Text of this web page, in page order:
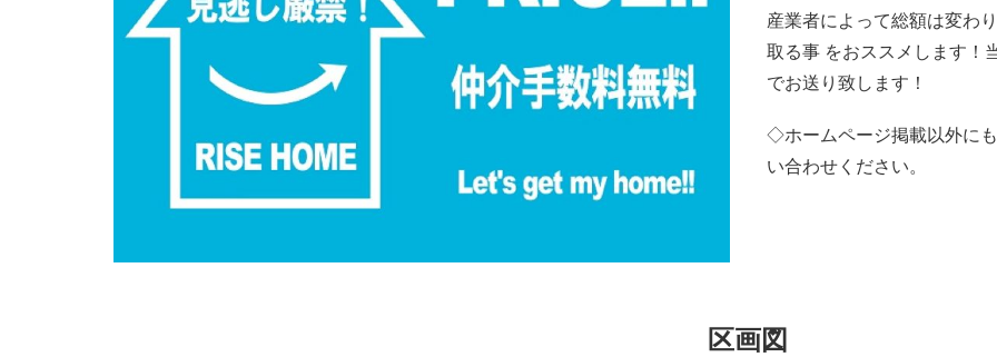
産業者によって総額は変わ
取る事 をおススメします！
でお送り致します！
◇ホームページ掲載以外に
い合わせください。
区画図